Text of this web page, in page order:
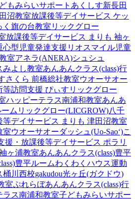
もみらいサポートあくしす新長田
沼教室放課後等デイサービス ケッ
く旗の台教室 リックグロー
放課後等デイサービス まりも 袖ヶ
心型児童発達支援 リオスマイル児童
室アネラ(ANERA)シュシュ
みよし教室あんあんクラス(class)行
さくら 前橋総社教室ウオーサオー
等訪問支援 ぴぃす リックグロー
ハッピーテラス南浦和教室あんあ
ム リックグロー(LICGROW)八千
等デイサービス まりも 津田沼教室
室ウオーサオーダッシュ(Uo-Sao‘)こ
援・放課後等デイサービス ポラリ
ヶ浦教室あんあんクラス(class)豊平
豊平ルームわくわくハウス運動
桶川西校gakudou光ヶ丘(ガクドウ)
室ぷれらぼあんあんクラス(class)行
ラス南浦和教室子どもみらいサポー